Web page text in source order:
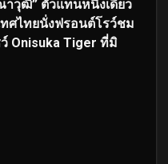
วุฒิ” ตัวแทนหนึ่งเดียว
ทศไทยนั่งฟรอนต์โรว์ชม
Onisuka Tiger ที่มิ